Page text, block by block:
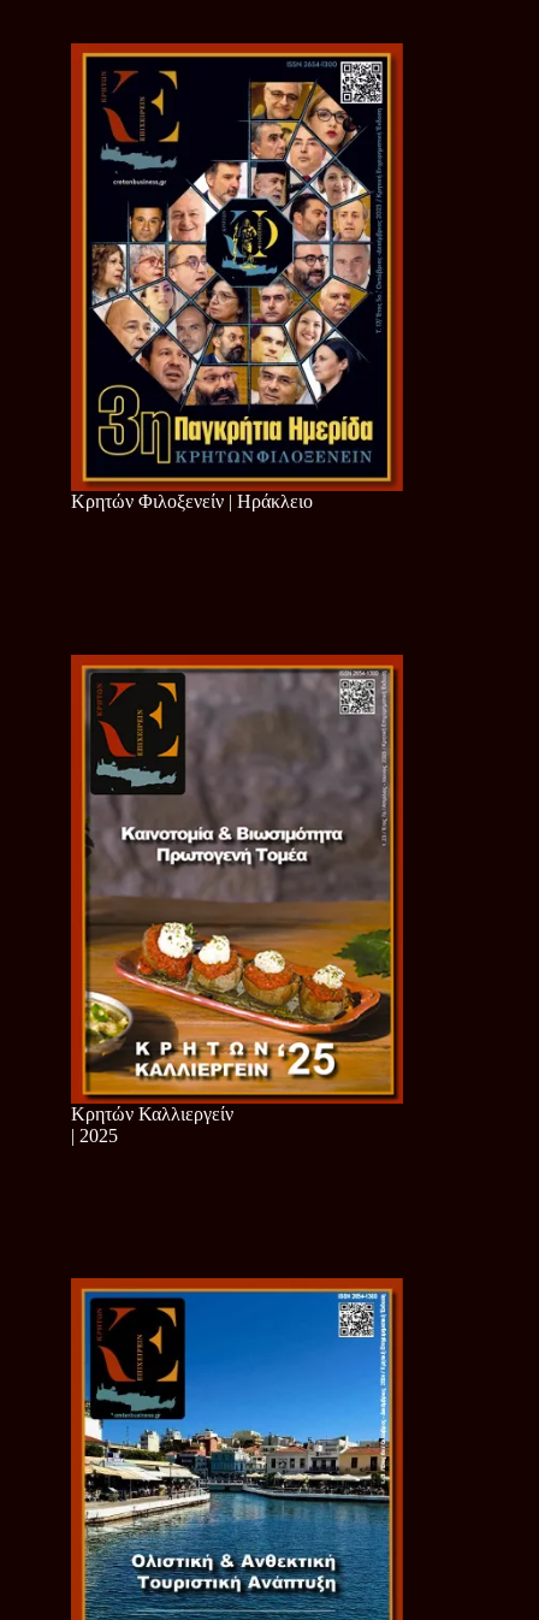
Κρητών Φιλοξενείν | Ηράκλειο
Κρητών Καλλιεργείν
| 2025